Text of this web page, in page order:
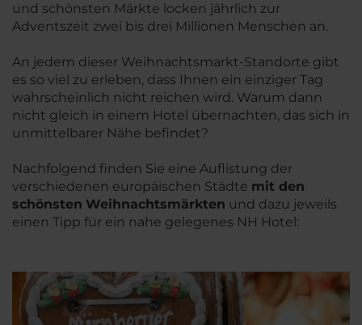
und schönsten Märkte locken jährlich zur
Adventszeit zwei bis drei Millionen Menschen an.
An jedem dieser Weihnachtsmarkt-Standorte gibt
es so viel zu erleben, dass Ihnen ein einziger Tag
wahrscheinlich nicht reichen wird. Warum dann
nicht gleich in einem Hotel übernachten, das sich in
unmittelbarer Nähe befindet?
Nachfolgend finden Sie eine Auflistung der
verschiedenen europäischen Städte mit den
schönsten Weihnachtsmärkten und dazu jeweils
einen Tipp für ein nahe gelegenes NH Hotel: